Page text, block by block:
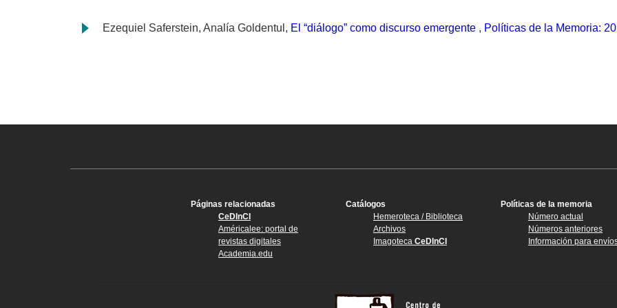
Ezequiel Saferstein, Analía Goldentul, El “diálogo” como discurso emergente , Políticas de la Memoria:
Páginas relacionadas
CeDInCI
Américalee: portal de
revistas digitales
Academia.edu
Catálogos
Hemeroteca / Biblioteca
Archivos
Imagoteca CeDInCI
Políticas de la memoria
Número actual
Números anteriores
Información para